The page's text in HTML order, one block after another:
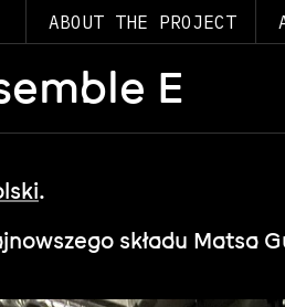
ABOUT THE PROJECT
E
.
składu Matsa